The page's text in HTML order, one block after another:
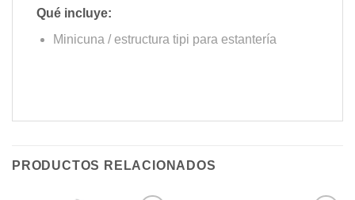
Qué incluye:
Minicuna / estructura tipi para estantería
PRODUCTOS RELACIONADOS